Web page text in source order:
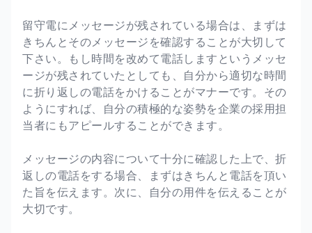
留守電にメッセージが残されている場合は、まずは
きちんとそのメッセージを確認することが大切して
下さい。もし時間を改めて電話しますというメッセ
ージが残されていたとしても、自分から適切な時間
に折り返しの電話をかけることがマナーです。その
ようにすれば、自分の積極的な姿勢を企業の採用担
当者にもアピールすることができます。
メッセージの内容について十分に確認した上で、折
返しの電話をする場合、まずはきちんと電話を頂い
た旨を伝えます。次に、自分の用件を伝えることが
大切です。